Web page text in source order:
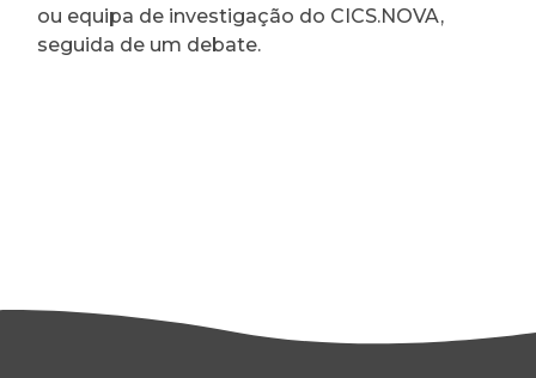
ou equipa de investigação do CICS.NOVA,
seguida de um debate.